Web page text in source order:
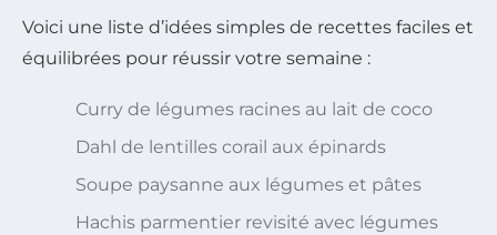
Voici une liste d’idées simples de recettes faciles et
équilibrées pour réussir votre semaine :
Curry de légumes racines au lait de coco
Dahl de lentilles corail aux épinards
Soupe paysanne aux légumes et pâtes
Hachis parmentier revisité avec légumes